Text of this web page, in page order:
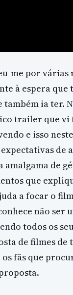
me por várias
à espera que
também ia ter.
trailer que
e isso
de
amalgama de
que
a focar o
não ser
todos os
de filmes
fãs que